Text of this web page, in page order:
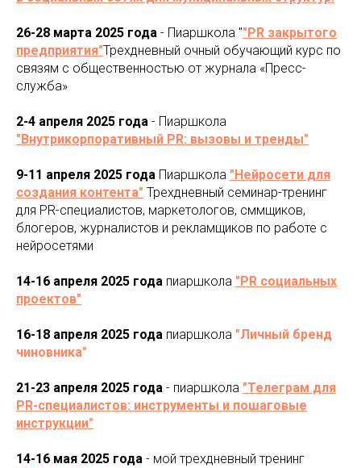
26-28 марта 2025 года - Пиаршкола ""PR закрытого
предприятия"Трехдневный очный обучающий курс по
связям с общественностью от журнала «Пресс-
служба»
2-4 апреля 2025 года - Пиаршкола
"Внутрикорпоративный PR: вызовы и тренды"
9-11 апреля 2025 года Пиаршкола "Нейросети для
создания контента" Трехдневный семинар-тренинг
для PR-специалистов, маркетологов, сммщиков,
блогеров, журналистов и рекламщиков по работе с
нейросетями
14-16 апреля 2025 года пиаршкола "PR социальных
проектов"
16-18 апреля 2025 года пиаршкола "Личный бренд
чиновника"
21-23 апреля 2025 года - пиаршкола "Телеграм для
PR-специалистов: инструменты и пошаговые
инструкции"
14-16 мая 2025 года - мой трехдневный тренинг